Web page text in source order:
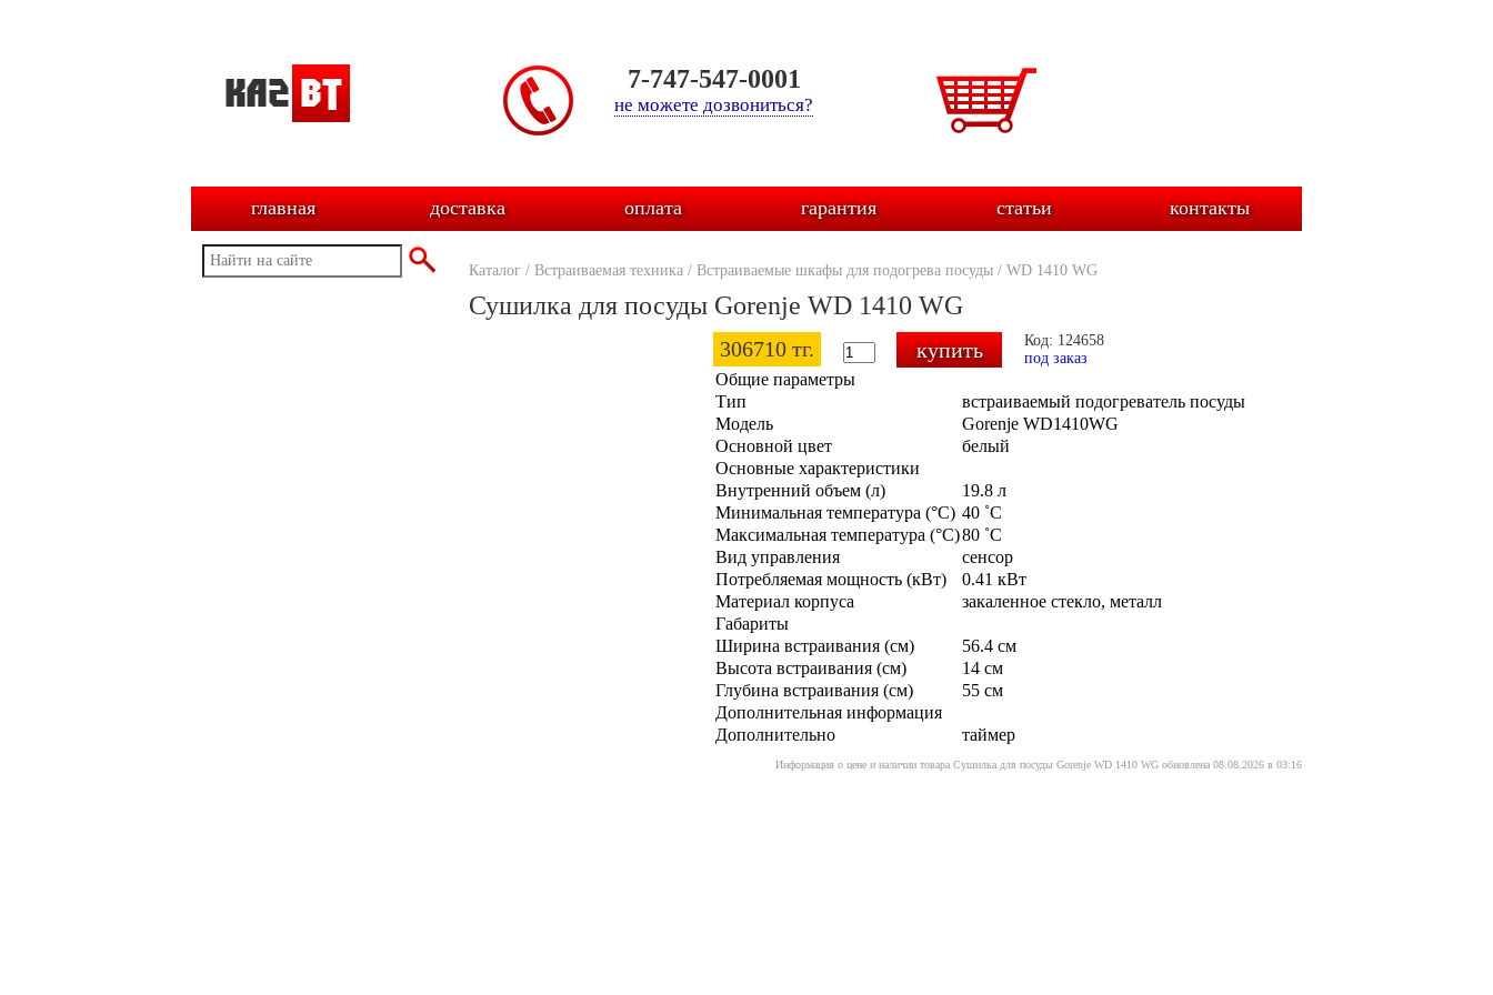
7-747-547-0001
не можете дозвониться?
главная доставка оплата гарантия статьи контакты
Каталог / Встраиваемая техника / Встраиваемые шкафы для подогрева посуды / WD 1410 WG
Сушилка для посуды Gorenje WD 1410 WG
306710 тг.
Код: 124658
под заказ
Общие параметры
Тип
встраиваемый подогреватель посуды
Модель
Gorenje WD1410WG
Основной цвет
белый
Основные характеристики
Внутренний объем (л)
19.8 л
Минимальная температура (°С) 40 ˚С
Максимальная температура (°С)80 ˚С
Вид управления
сенсор
Потребляемая мощность (кВт)
0.41 кВт
Материал корпуса
закаленное стекло, металл
Габариты
Ширина встраивания (см)
56.4 см
Высота встраивания (см)
14 см
Глубина встраивания (см)
55 см
Дополнительная информация
Дополнительно
таймер
Информация о цене и наличии товара Сушилка для посуды Gorenje WD 1410 WG обновлена 08.08.2026 в 03:16